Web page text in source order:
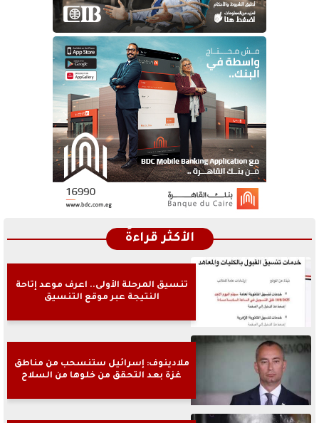
الأكثر قراءةً
تنسيق المرحلة الأولى.. اعرف موعد إتاحة
النتيجة عبر موقع التنسيق
ملادينوف: إسرائيل ستنسحب من مناطق
غزة بعد التحقق من خلوها من السلاح